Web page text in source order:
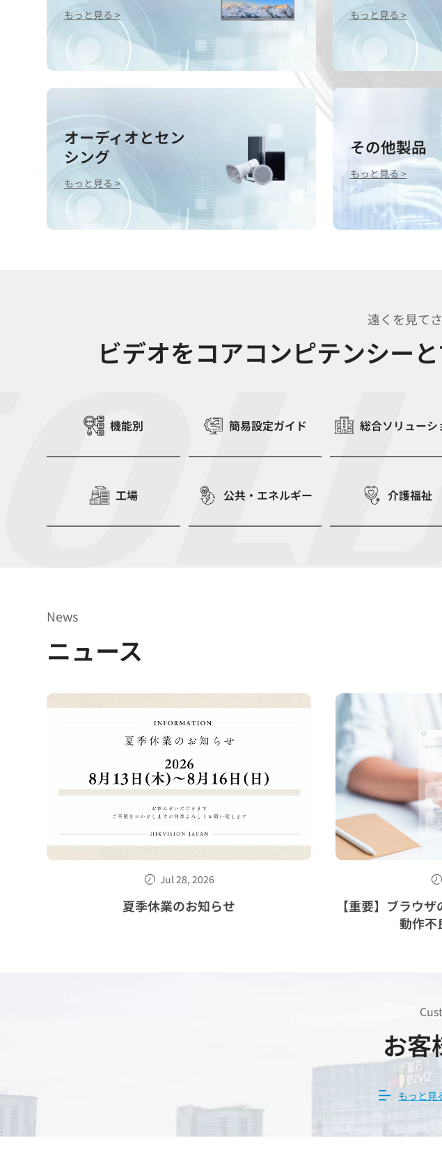
もっと見る > もっと見る >
オーディオとセン
シング
もっと見る >
その他製品
もっと見る >
遠くを見て
ビデオをコアコンピテンシー
機能別 簡易設定ガイド 総合ソリューシ
工場 公共・エネルギー 介護福祉
News
ニュース
Jul 28, 2026
夏季休業のお知らせ
【重要】ブラウ
動作不
お客
もっと見